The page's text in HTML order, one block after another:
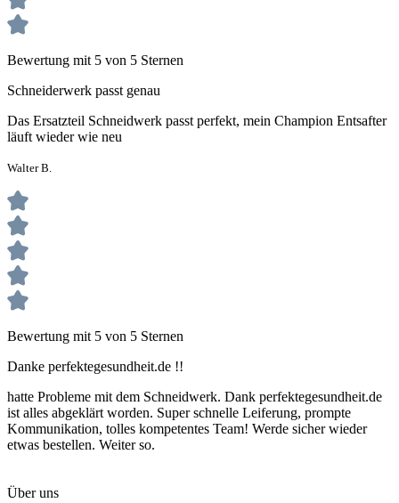
Bewertung mit 5 von 5 Sternen
Schneiderwerk passt genau
Das Ersatzteil Schneidwerk passt perfekt, mein Champion Entsafter
läuft wieder wie neu
Walter B.
Bewertung mit 5 von 5 Sternen
Danke perfektegesundheit.de !!
hatte Probleme mit dem Schneidwerk. Dank perfektegesundheit.de
ist alles abgeklärt worden. Super schnelle Leiferung, prompte
Kommunikation, tolles kompetentes Team! Werde sicher wieder
etwas bestellen. Weiter so.
Über uns